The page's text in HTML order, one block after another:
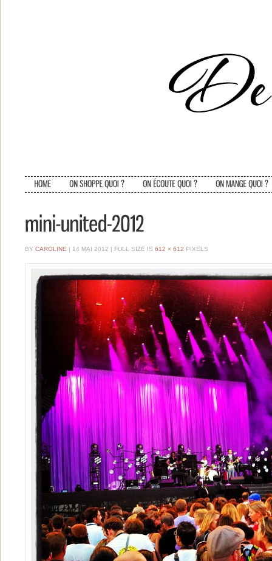
BY CAROLINE | 14 MAI 2012 | FULL SIZE IS 612 × 612 PIXELS